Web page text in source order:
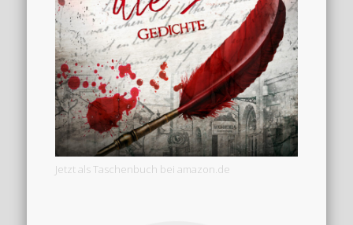
Jetzt als Taschenbuch bei amazon.de